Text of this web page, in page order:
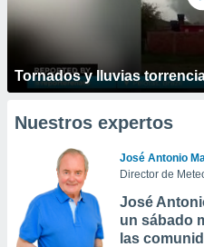
Tornados y lluvias
Nuestros expertos
José Antonio
Director de
José
un sábado
las